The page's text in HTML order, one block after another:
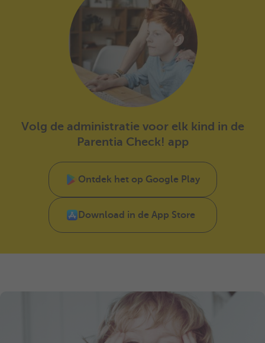
Volg de administratie voor elk kind in de
Parentia Check! app
Ontdek het op Google Play
Download in de App Store